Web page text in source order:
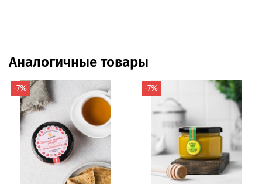
Аналогичные товары
-7% -7%